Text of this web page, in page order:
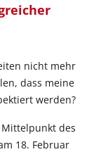
nicht mehr
dass meine
werden?
des
18. Februar